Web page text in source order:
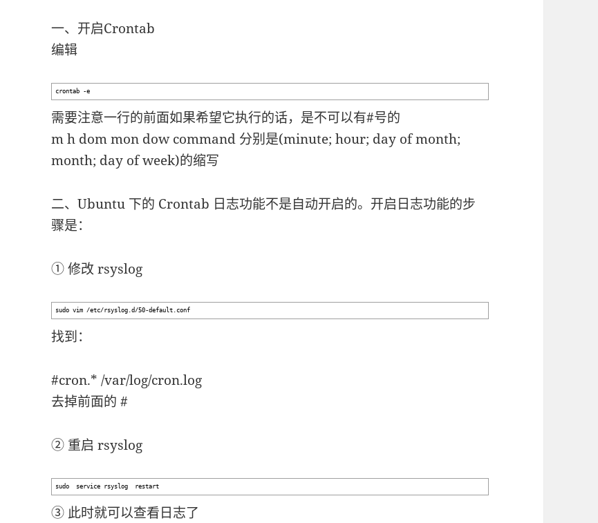
一、开启Crontab
编辑
crontab -e
需要注意一行的前面如果希望它执行的话，是不可以有#号的
m h dom mon dow command 分别是(minute; hour; day of month;
month; day of week)的缩写
二、Ubuntu 下的 Crontab 日志功能不是自动开启的。开启日志功能的步
骤是：
① 修改 rsyslog
sudo vim /etc/rsyslog.d/50-default.conf
找到：
#cron.* /var/log/cron.log
去掉前面的 #
② 重启 rsyslog
sudo service rsyslog restart
③ 此时就可以查看日志了